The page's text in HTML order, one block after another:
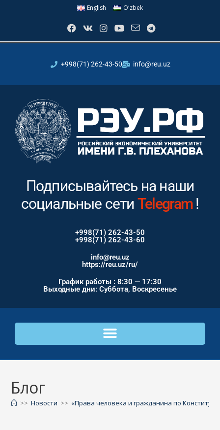
English Oʻzbek
+998(71) 262-43-50 info@reu.uz
Подписывайтесь на наши
социальные сети Instagram !
+998(71) 262-43-50
+998(71) 262-43-60
info@reu.uz
https://reu.uz/ru/
График работы : 8:30 — 17:30
Выходные дни: Суббота, Воскресенье
Блог
>> Новости >> «Права человека и гражданина по